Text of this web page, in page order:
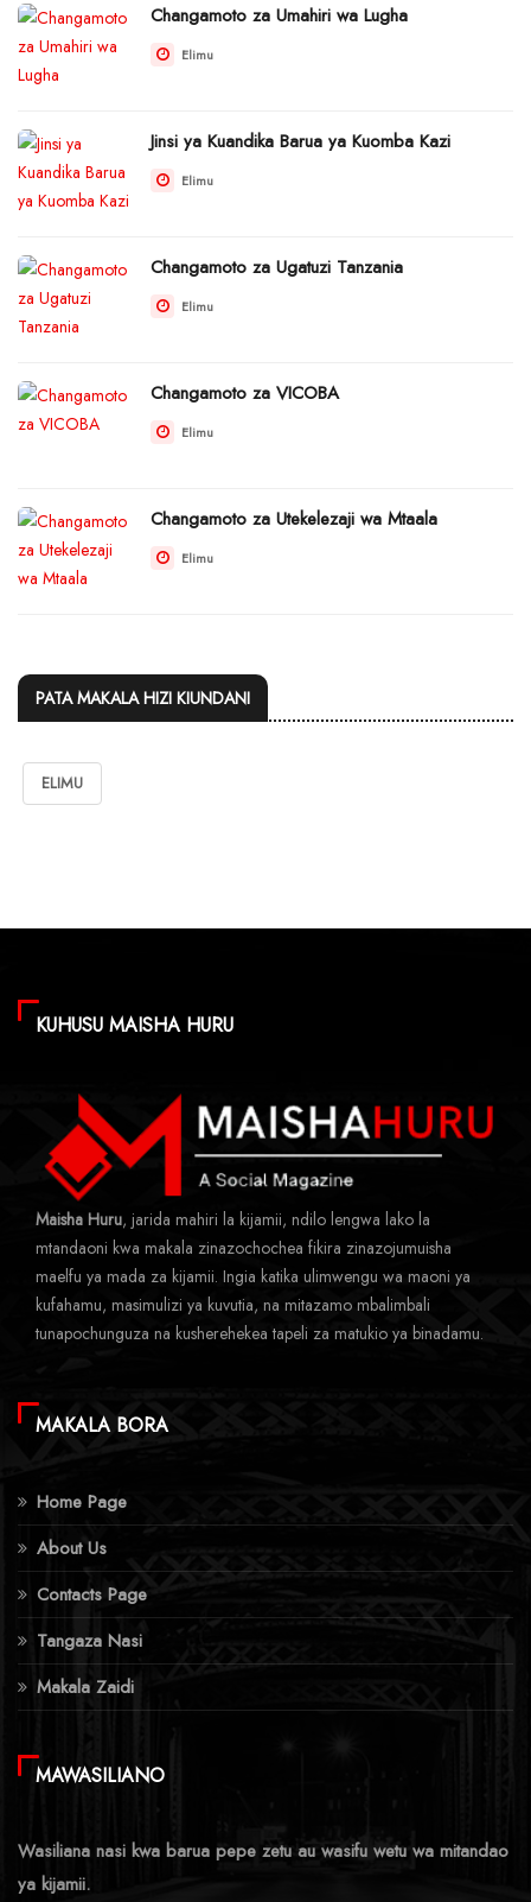
Changamoto za Umahiri wa Lugha
Elimu
Jinsi ya Kuandika Barua ya Kuomba Kazi
Elimu
Changamoto za Ugatuzi Tanzania
Elimu
Changamoto za VICOBA
Elimu
Changamoto za Utekelezaji wa Mtaala
Elimu
PATA MAKALA HIZI KIUNDANI
ELIMU
KUHUSU MAISHA HURU
Maisha Huru, jarida mahiri la kijamii, ndilo lengwa lako la
mtandaoni kwa makala zinazochochea fikira zinazojumuisha
maelfu ya mada za kijamii. Ingia katika ulimwengu wa maoni ya
kufahamu, masimulizi ya kuvutia, na mitazamo mbalimbali
tunapochunguza na kusherehekea tapeli za matukio ya binadamu.
MAKALA BORA
Home Page
About Us
Contacts Page
Tangaza Nasi
Makala Zaidi
MAWASILIANO
Wasiliana nasi kwa barua pepe zetu au wasifu wetu wa mitandao
ya kijamii.